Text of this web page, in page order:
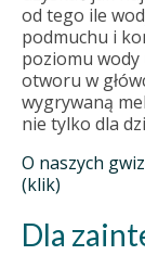
od tego ile
podmuchu i
poziomu
otworu w
wygrywaną
nie tylko dla
O naszych
(klik)
Dla